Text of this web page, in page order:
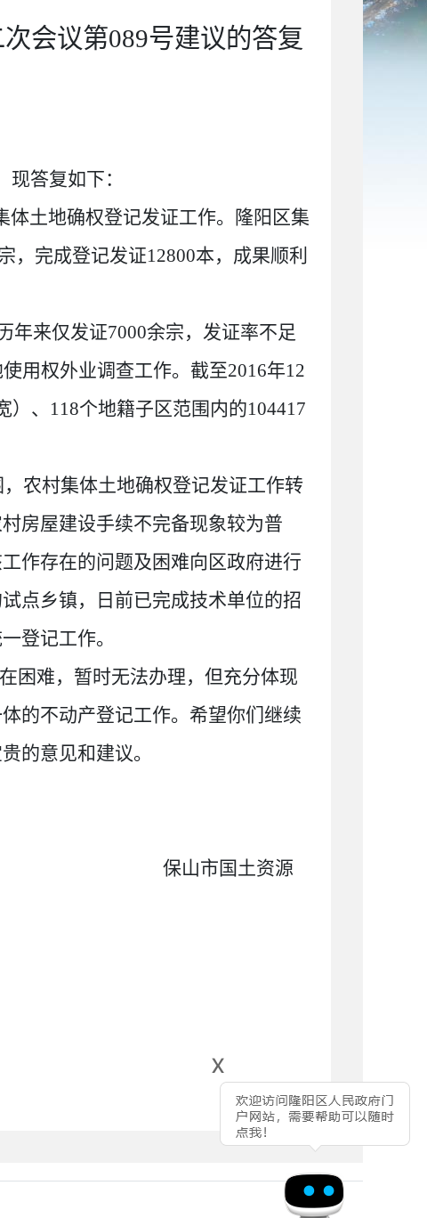
x
会议第089号建议的答复
答复如下：
土地确权登记发证工作。隆阳区集
，完成登记发证12800本，成果顺利
年来仅发证7000余宗，发证率不足
用权外业调查工作。截至2016年12
、 118个地籍子区范围内的104417
农村集体土地确权登记发证工作转
房屋建设手续不完备现象较为普
作存在的问题及困难向区政府进行
点乡镇，日前已完成技术单位的招
登记工作。
困难，暂时无法办理，但充分体现
的不动产登记工作。希望你们继续
的意见和建议。
资源